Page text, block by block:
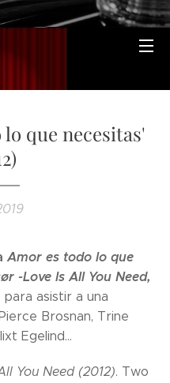
que necesitas'
Amor es todo lo que
-Love Is All You Need,
para asistir a una
Brosnan, Trine
Egelind...
You Need (2012). Two